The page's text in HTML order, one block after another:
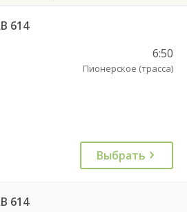
614
6:50
Пионерское (трасса)
Выбрать
614